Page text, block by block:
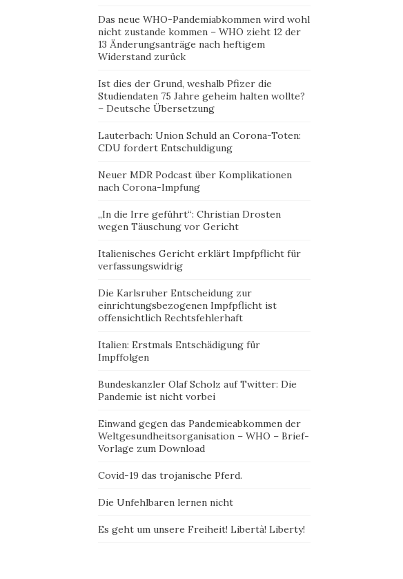
Das neue WHO-Pandemiabkommen wird wohl
nicht zustande kommen – WHO zieht 12 der
13 Änderungsanträge nach heftigem
Widerstand zurück
Ist dies der Grund, weshalb Pfizer die
Studiendaten 75 Jahre geheim halten wollte?
– Deutsche Übersetzung
Lauterbach: Union Schuld an Corona-Toten:
CDU fordert Entschuldigung
Neuer MDR Podcast über Komplikationen
nach Corona-Impfung
„In die Irre geführt“: Christian Drosten
wegen Täuschung vor Gericht
Italienisches Gericht erklärt Impfpflicht für
verfassungswidrig
Die Karlsruher Entscheidung zur
einrichtungsbezogenen Impfpflicht ist
offensichtlich Rechtsfehlerhaft
Italien: Erstmals Entschädigung für
Impffolgen
Bundeskanzler Olaf Scholz auf Twitter: Die
Pandemie ist nicht vorbei
Einwand gegen das Pandemieabkommen der
Weltgesundheitsorganisation – WHO – Brief-
Vorlage zum Download
Covid-19 das trojanische Pferd.
Die Unfehlbaren lernen nicht
Es geht um unsere Freiheit! Libertà! Liberty!